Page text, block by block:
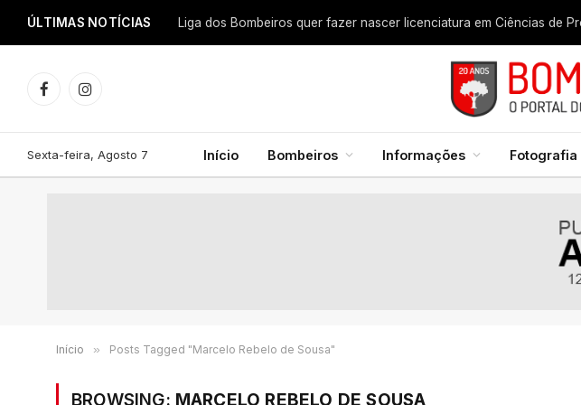
ÚLTIMAS NOTÍCIAS
FacebookInstagram
Sexta-feira, Agosto 7 Início Bombeiros Informações Fotografia
Início » Posts Tagged "Marcelo Rebelo de Sousa"
BROWSING: MARCELO REBELO DE SOUSA